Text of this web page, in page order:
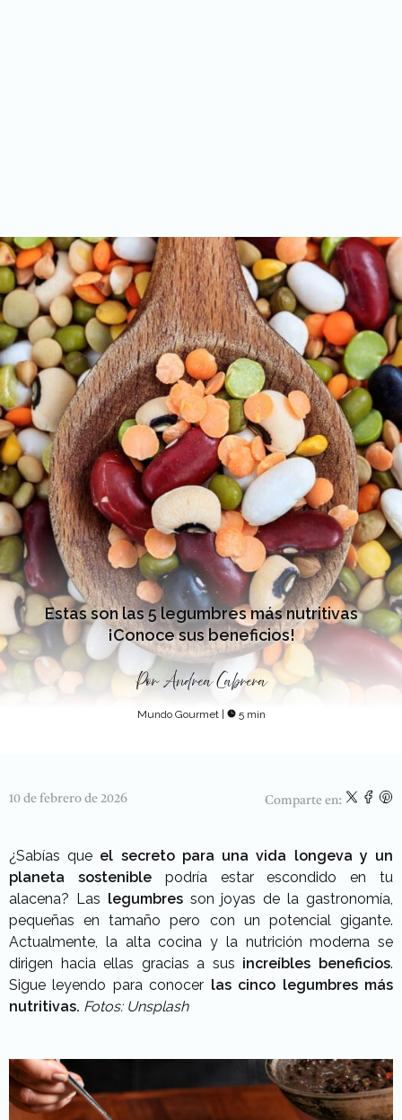
Estas son las 5 legumbres más nutritivas
¡Conoce sus beneficios!
Por Andrea Cabrera
Mundo Gourmet 5 min
10 de febrero de 2026 Comparte en:
¿Sabías que el secreto para una vida longeva y un
planeta sosteniblepodría estar escondido en tu
alacena? Las legumbresson joyas de la gastronomía,
pequeñas en tamaño pero con un potencial gigante.
Actualmente, la alta cocina y la nutrición moderna se
dirigen hacia ellas gracias a sus increíbles beneficios.
Sigue leyendo para conocer las cinco legumbres más
nutritivas. Fotos: Unsplash